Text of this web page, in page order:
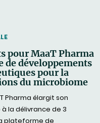
pour MaaT Pharma
de développements
pour la
du microbiome
Pharma élargit son
la délivrance de 3
plateforme de